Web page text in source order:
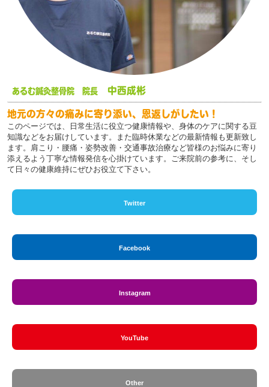
あるむ鍼灸整骨院 院長
中西成彬
地元の方々の痛みに寄り添い、恩返しがしたい！
このページでは、日常生活に役立つ健康情報や、身体のケアに関する豆
知識などをお届けしています。また臨時休業などの最新情報も更新致し
ます。肩こり・腰痛・姿勢改善・交通事故治療など皆様のお悩みに寄り
添えるよう丁寧な情報発信を心掛けています。ご来院前の参考に、そし
て日々の健康維持にぜひお役立て下さい。
Twitter
Facebook
Instagram
YouTube
Other